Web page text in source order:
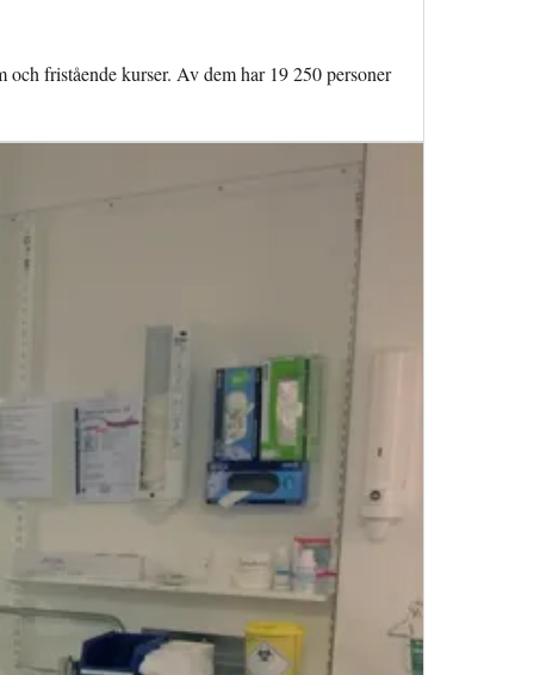
fristående kurser. Av dem har 19 250 personer